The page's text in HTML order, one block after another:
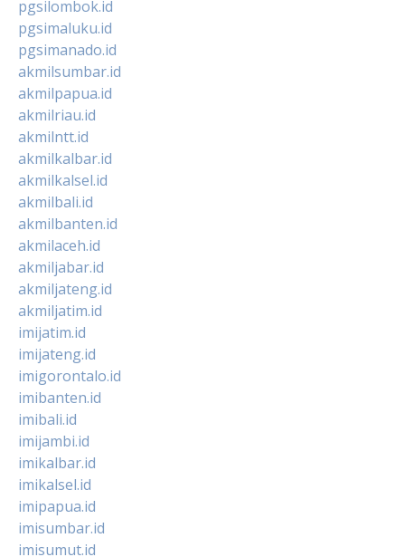
pgsilombok.id
pgsimaluku.id
pgsimanado.id
akmilsumbar.id
akmilpapua.id
akmilriau.id
akmilntt.id
akmilkalbar.id
akmilkalsel.id
akmilbali.id
akmilbanten.id
akmilaceh.id
akmiljabar.id
akmiljateng.id
akmiljatim.id
imijatim.id
imijateng.id
imigorontalo.id
imibanten.id
imibali.id
imijambi.id
imikalbar.id
imikalsel.id
imipapua.id
imisumbar.id
imisumut.id